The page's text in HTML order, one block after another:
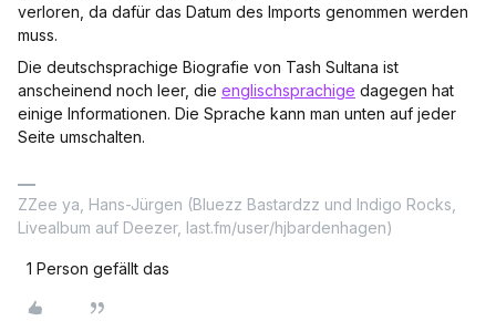
verloren, da dafür das Datum des Imports genommen werden
muss.
Die deutschsprachige Biografie von Tash Sultana ist
anscheinend noch leer, die englischsprachige dagegen hat
einige Informationen. Die Sprache kann man unten auf jeder
Seite umschalten.
ZZee ya, Hans-Jürgen (Bluezz Bastardzz und Indigo Rocks,
Livealbum auf Deezer, last.fm/user/hjbardenhagen)
1 Person gefällt das